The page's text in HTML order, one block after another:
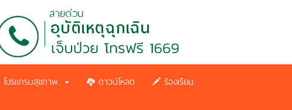
โปรแกรมสุขภาพ. ดาวน์โหลด ร้องเรียน